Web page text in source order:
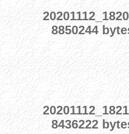
8850244
8436222